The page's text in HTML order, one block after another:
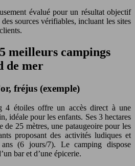
évalué pour un résultat objectif
sources vérifiables, incluant les sites
meilleurs campings
de mer
fréjus (exemple)
4 étoiles offre un accès direct à une
idéale pour les enfants. Ses 3 hectares
de 25 mètres, une pataugeoire pour les
proposant des activités ludiques et
(6 jours/7). Le camping dispose
bar et d’une épicerie.